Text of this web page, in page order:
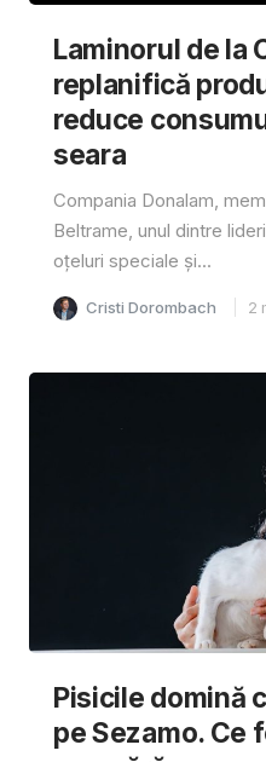
Laminorul de la
replanifică
reduce
seara
Compania Donalam,
Beltrame, unul dintre
oțeluri speciale și...
Cristi Dorombach 2
Pisicile domină
pe Sezamo. Ce